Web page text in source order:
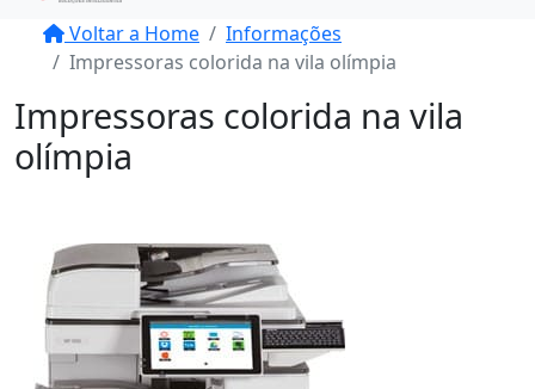
Voltar a Home
Informações
Impressoras colorida na vila olímpia
Impressoras colorida na vila
olímpia